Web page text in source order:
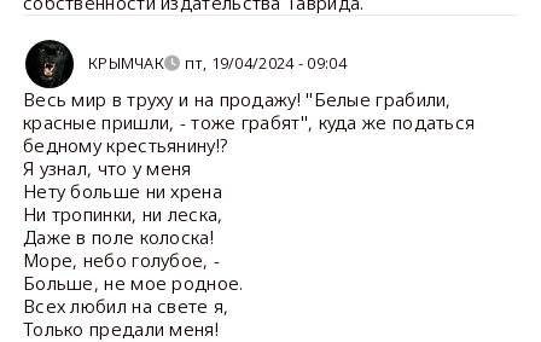
КРЫМЧАК пт, 19/04/2024 - 09:04
Весь мир в труху и на продажу! "Белые грабили,
красные пришли, - тоже грабят", куда же податься
бедному крестьянину!?
Я узнал, что у меня
Нету больше ни хрена
Ни тропинки, ни леска,
Даже в поле колоска!
Море, небо голубое, -
Больше, не мое родное.
Всех любил на свете я,
Только предали меня!